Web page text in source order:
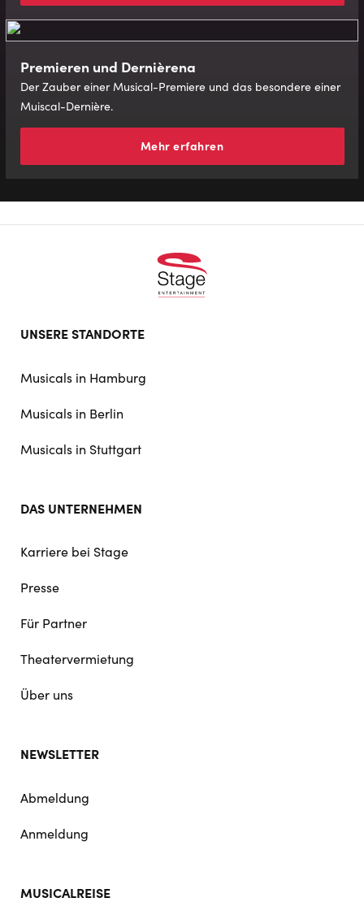
Premieren und Dernièrena
Der Zauber einer Musical-Premiere und das besondere einer
Muiscal-Dernière.
Mehr erfahren
UNSERE STANDORTE
Musicals in Hamburg
Musicals in Berlin
Musicals in Stuttgart
DAS UNTERNEHMEN
Karriere bei Stage
Presse
Für Partner
Theatervermietung
Über uns
NEWSLETTER
Abmeldung
Anmeldung
MUSICALREISE